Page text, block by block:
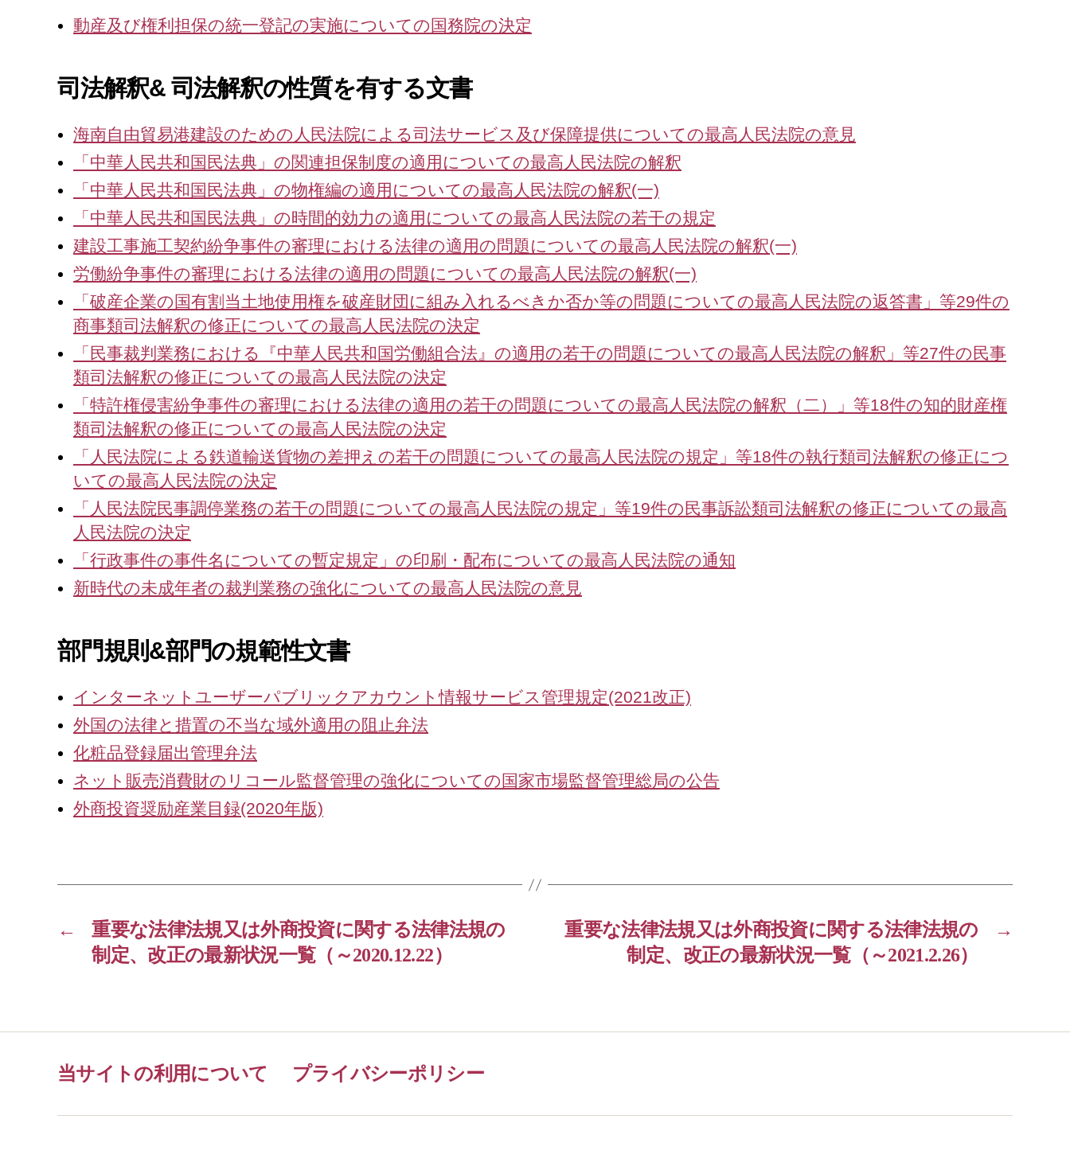
動産及び権利担保の統一登記の実施についての国務院の決定
司法解釈& 司法解釈の性質を有する文書
海南自由貿易港建設のための人民法院による司法サービス及び保障提供についての最高人民法院の意見
「中華人民共和国民法典」の関連担保制度の適用についての最高人民法院の解釈
「中華人民共和国民法典」の物権編の適用についての最高人民法院の解釈(一)
「中華人民共和国民法典」の時間的効力の適用についての最高人民法院の若干の規定
建設工事施工契約紛争事件の審理における法律の適用の問題についての最高人民法院の解釈(一)
労働紛争事件の審理における法律の適用の問題についての最高人民法院の解釈(一)
「破産企業の国有割当土地使用権を破産財団に組み入れるべきか否か等の問題についての最高人民法院の返答書」等29件の
商事類司法解釈の修正についての最高人民法院の決定
「民事裁判業務における『中華人民共和国労働組合法』の適用の若干の問題についての最高人民法院の解釈」等27件の民事
類司法解釈の修正についての最高人民法院の決定
「特許権侵害紛争事件の審理における法律の適用の若干の問題についての最高人民法院の解釈（二）」等18件の知的財産権
類司法解釈の修正についての最高人民法院の決定
「人民法院による鉄道輸送貨物の差押えの若干の問題についての最高人民法院の規定」等18件の執行類司法解釈の修正につ
いての最高人民法院の決定
「人民法院民事調停業務の若干の問題についての最高人民法院の規定」等19件の民事訴訟類司法解釈の修正についての最高
人民法院の決定
「行政事件の事件名についての暫定規定」の印刷・配布についての最高人民法院の通知
新時代の未成年者の裁判業務の強化についての最高人民法院の意見
部門規則&部門の規範性文書
インターネットユーザーパブリックアカウント情報サービス管理規定(2021改正)
外国の法律と措置の不当な域外適用の阻止弁法
化粧品登録届出管理弁法
ネット販売消費財のリコール監督管理の強化についての国家市場監督管理総局の公告
外商投資奨励産業目録(2020年版)
←
重要な法律法規又は外商投資に関する法律法規の
制定、改正の最新状況一覧（～2020.12.22）
→
重要な法律法規又は外商投資に関する法律法規の
制定、改正の最新状況一覧（～2021.2.26）
当サイトの利用について プライバシーポリシー